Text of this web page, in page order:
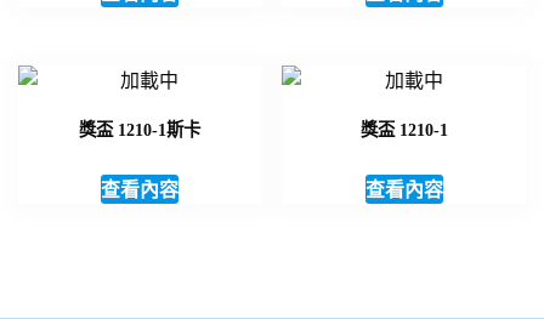
獎盃 1210-1斯卡
查看內容
獎盃 1210-1
查看內容